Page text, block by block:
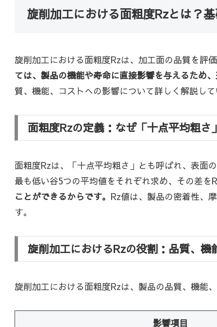
旋削加工における面粗度Rzとは？
旋削加工における面粗度Rzは、加工面の品質を評
ては、製品の機能や寿命に直接影響を与えるため
質、機能、コストへの影響について詳しく解説して
面粗度Rzの定義：なぜ「十点平均粗さ
面粗度Rzは、「十点平均粗さ」とも呼ばれ、表面
最も低い谷5つの平均値をそれぞれ求め、その差を
ことができるからです。 Rz値は、製品の密着性、
す。
旋削加工におけるRzの役割：品質、機
旋削加工における面粗度Rzは、製品の品質、機能
影響項目